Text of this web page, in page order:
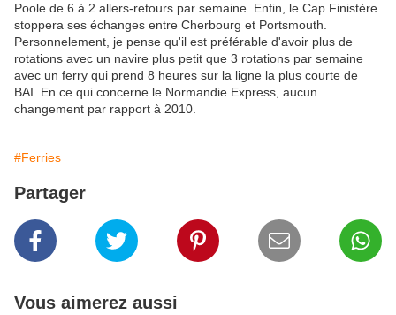
Poole de 6 à 2 allers-retours par semaine. Enfin, le Cap Finistère
stoppera ses échanges entre Cherbourg et Portsmouth.
Personnelement, je pense qu'il est préférable d'avoir plus de
rotations avec un navire plus petit que 3 rotations par semaine
avec un ferry qui prend 8 heures sur la ligne la plus courte de
BAI. En ce qui concerne le Normandie Express, aucun
changement par rapport à 2010.
#Ferries
Partager
Vous aimerez aussi